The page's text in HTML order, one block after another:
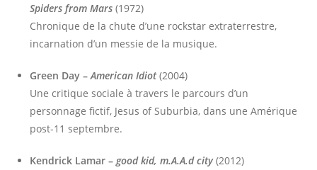
Spiders from Mars (1972)
Chronique de la chute d’une rockstar extraterrestre,
incarnation d’un messie de la musique.
Green Day –American Idiot(2004)
Une critique sociale à travers le parcours d’un
personnage fictif, Jesus of Suburbia, dans une Amérique
post-11 septembre.
Kendrick Lamar –good kid, m.A.A.d city(2012)